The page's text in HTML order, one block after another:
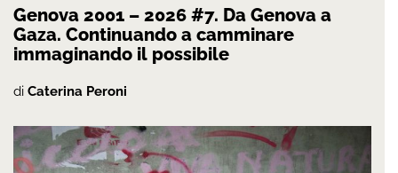
Genova 2001 – 2026 #7. Da Genova a
Gaza. Continuando a camminare
immaginando il possibile
di Caterina Peroni